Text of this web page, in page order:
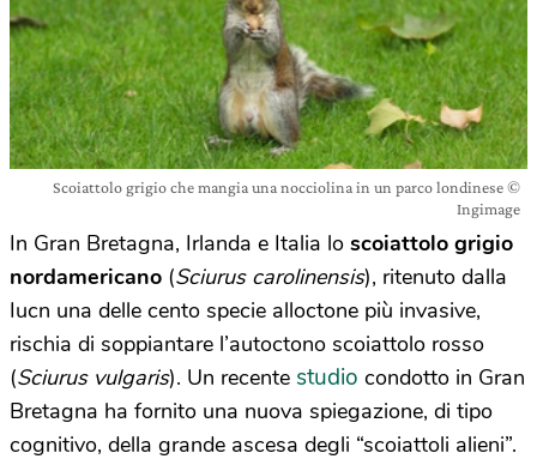
Scoiattolo grigio che mangia una nocciolina in un parco londinese ©
Ingimage
In Gran Bretagna, Irlanda e Italia lo scoiattolo grigio
nordamericano (Sciurus carolinensis), ritenuto dalla
Iucn una delle cento specie alloctone più invasive,
rischia di soppiantare l’autoctono scoiattolo rosso
(Sciurus vulgaris). Un recente studio condotto in Gran
Bretagna ha fornito una nuova spiegazione, di tipo
cognitivo, della grande ascesa degli “scoiattoli alieni”.